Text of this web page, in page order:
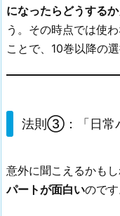
になったらどうする
う。その時点では使
ことで、10巻以降の
法則③：「日常
意外に聞こえるかもし
パートが面白いのです